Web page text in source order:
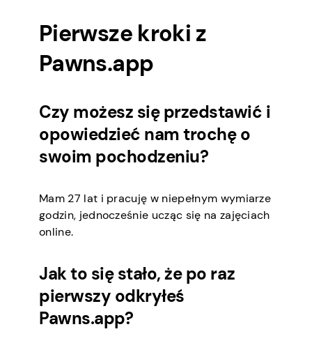
Pierwsze kroki z
Pawns.app
Czy możesz się przedstawić i
opowiedzieć nam trochę o
swoim pochodzeniu?
Mam 27 lat i pracuję w niepełnym wymiarze
godzin, jednocześnie ucząc się na zajęciach
online.
Jak to się stało, że po raz
pierwszy odkryłeś
Pawns.app?